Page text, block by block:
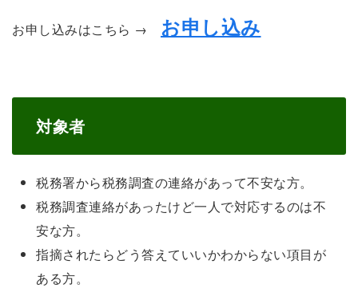
お申し込みはこちら → お申し込み
対象者
税務署から税務調査の連絡があって不安な方。
税務調査連絡があったけど一人で対応するのは不
安な方。
指摘されたらどう答えていいかわからない項目が
ある方。